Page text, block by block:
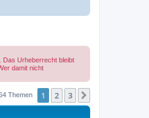
Das Urheberrecht bleibt
Wer damit nicht
Themen 1 2 3